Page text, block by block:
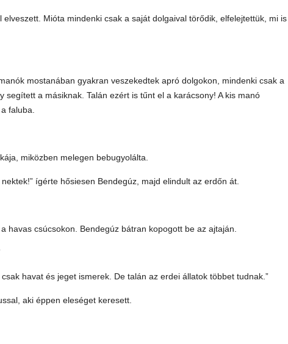
Mióta mindenki csak a saját dolgaival törődik, elfelejtettük, mi is
mostanában gyakran veszekedtek apró dolgokon, mindenki csak a
a másiknak. Talán ezért is tűnt el a karácsony! A kis manó
faluba.
miközben melegen bebugyolálta.
ígérte hősiesen Bendegúz, majd elindult az erdőn át.
havas csúcsokon. Bendegúz bátran kopogott be az ajtaján.
havat és jeget ismerek. De talán az erdei állatok többet tudnak.”
aki éppen eleséget keresett.